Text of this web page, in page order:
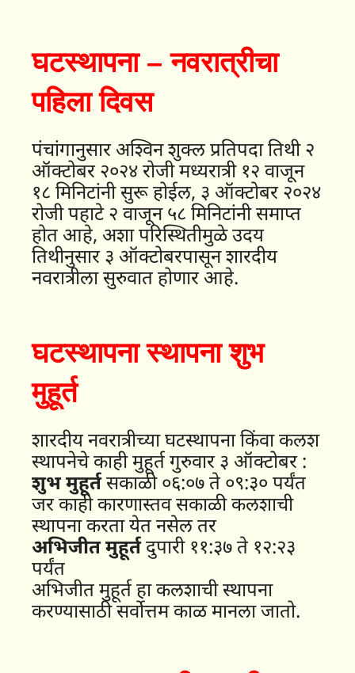
घटस्थापना – नवरात्रीचा
पहिला दिवस
पंचांगानुसार अश्विन शुक्ल प्रतिपदा तिथी २
ऑक्टोबर २०२४ रोजी मध्यरात्री १२ वाजून
१८ मिनिटांनी सुरू होईल, ३ ऑक्टोबर २०२४
रोजी पहाटे २ वाजून ५८ मिनिटांनी समाप्त
होत आहे, अशा परिस्थितीमुळे उदय
तिथीनुसार ३ ऑक्टोबरपासून शारदीय
नवरात्रीला सुरुवात होणार आहे.
घटस्थापना स्थापना शुभ
मुहूर्त
शारदीय नवरात्रीच्या घटस्थापना किंवा कलश
स्थापनेचे काही मुहूर्त गुरुवार ३ ऑक्टोबर :
शुभ मुहूर्तसकाळी ०६:०७ ते ०९:३० पर्यंत
जर काही कारणास्तव सकाळी कलशाची
स्थापना करता येत नसेल तर
अभिजीत मुहूर्तदुपारी ११:३७ ते १२:२३
पर्यंत
अभिजीत मुहूर्त हा कलशाची स्थापना
करण्यासाठी सर्वोत्तम काळ मानला जातो.